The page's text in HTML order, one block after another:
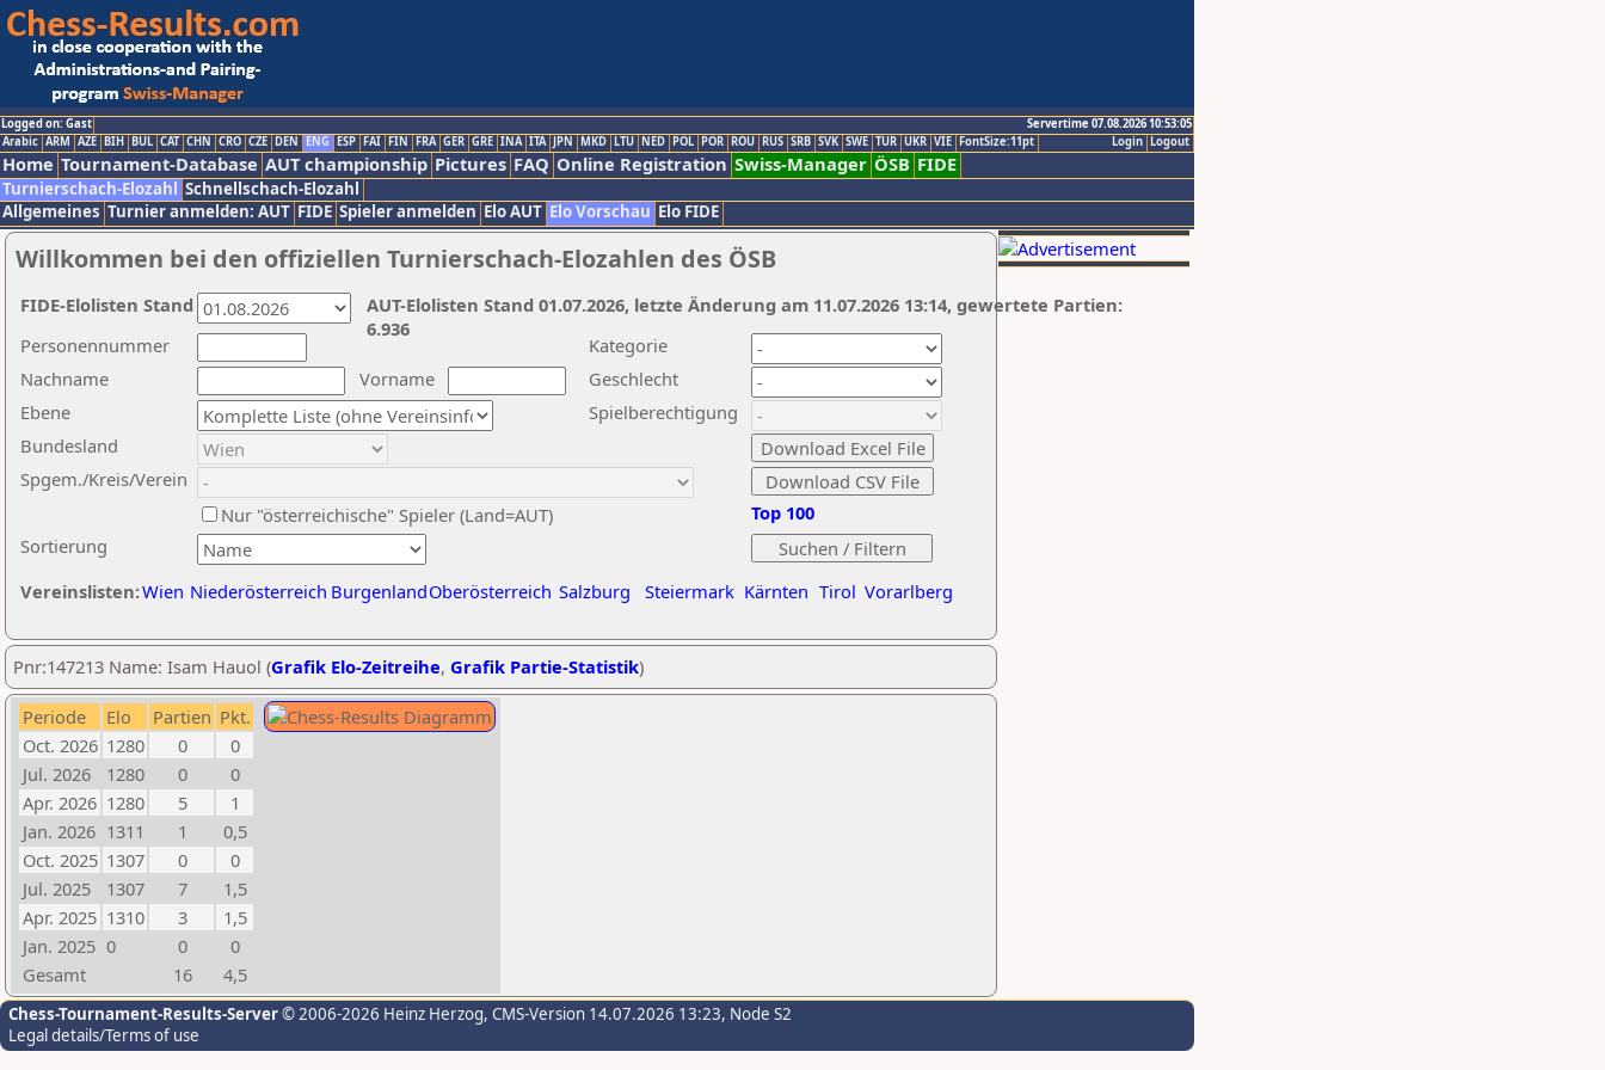
Logged on: Gast
Servertime 07.08.2026 10:53:05
Logout
Login
Arabic ARM AZE BIH BUL CAT CHN CRO CZE DEN ENG ESP FAI FIN FRA GER GRE INA ITA JPN MKD LTU NED POL POR ROU RUS SRB SVK SWE TUR UKR VIE FontSize:11pt
Home Tournament-Database AUT championship Pictures FAQ Online Registration Swiss-Manager ÖSB FIDE
Turnierschach-Elozahl Schnellschach-Elozahl
Allgemeines Turnier anmelden: AUT FIDE Spieler anmelden Elo AUT Elo Vorschau Elo FIDE
Willkommen bei den offiziellen Turnierschach-Elozahlen des ÖSB
Nachname
Vorname
Ebene
Kategorie
Sortierung
Personennummer
Bundesland
Spgem./Kreis/Verein
Geschlecht
Nur "österreichische" Spieler (Land=AUT)
Spielberechtigung
Vereinslisten:Wien Niederösterreich BurgenlandOberösterreich Salzburg Steiermark Kärnten Tirol Vorarlberg
Top 100
AUT-Elolisten Stand 01.07.2026, letzte Änderung am 11.07.2026 13:14, gewertete Partien:
6.936
FIDE-Elolisten Stand
Pnr:147213 Name: Isam Hauol (Grafik Elo-Zeitreihe, Grafik Partie-Statistik)
Periode Elo Partien Pkt.
Oct. 2026 1280 0
0
Jul. 2026
1280 0
0
Apr. 2026 1280 5
1
Jan. 2026 1311 1
0,5
Oct. 2025 1307 0
0
Jul. 2025
1307 7
1,5
Apr. 2025 1310 3
1,5
Jan. 2025 0 0
0
Gesamt
16 4,5
Chess-Tournament-Results-Server© 2006-2026 Heinz Herzog, CMS-Version 14.07.2026 13:23, Node S2
Legal details/Terms of use